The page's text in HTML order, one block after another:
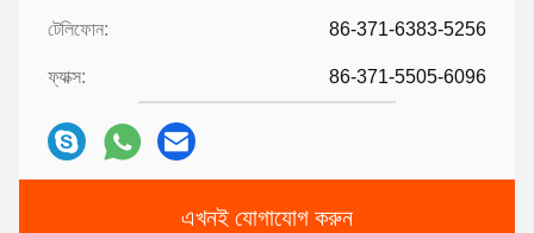
টেলিফোন: 86-371-6383-5256
ফ্যাক্স: 86-371-5505-6096
এখনই যোগাযোগ করুন